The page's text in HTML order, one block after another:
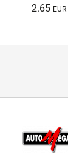
2.65